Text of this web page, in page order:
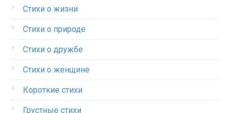
Стихи о жизни
Стихи о природе
Стихи о дружбе
Стихи о женщине
Короткие стихи
Грустные стихи